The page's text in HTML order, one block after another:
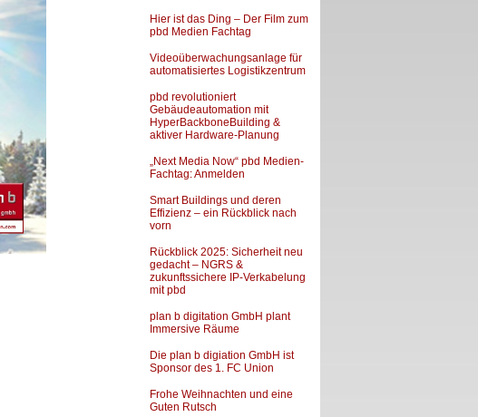
Hier ist das Ding – Der Film zum
pbd Medien Fachtag
Videoüberwachungsanlage für
automatisiertes Logistikzentrum
pbd revolutioniert
Gebäudeautomation mit
HyperBackboneBuilding &
aktiver Hardware-Planung
„Next Media Now“ pbd Medien-
Fachtag: Anmelden
Smart Buildings und deren
Effizienz – ein Rückblick nach
vorn
Rückblick 2025: Sicherheit neu
gedacht – NGRS &
zukunftssichere IP-Verkabelung
mit pbd
plan b digitation GmbH plant
Immersive Räume
Die plan b digiation GmbH ist
Sponsor des 1. FC Union
Frohe Weihnachten und eine
Guten Rutsch